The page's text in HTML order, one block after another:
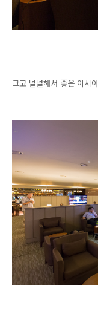
크고 널널해서 좋은 아시